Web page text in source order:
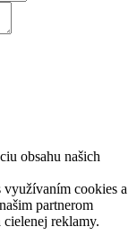
obsahu našich
cookies a
partnerom
reklamy.